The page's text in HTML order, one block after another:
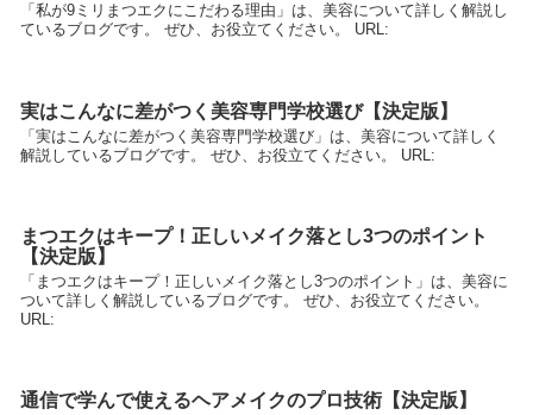
「私が9ミリまつエクにこだわる理由」は、美容について詳しく解説し
ているブログです。 ぜひ、お役立てください。 URL:
実はこんなに差がつく美容専門学校選び【決定版】
「実はこんなに差がつく美容専門学校選び」は、美容について詳しく
解説しているブログです。 ぜひ、お役立てください。 URL:
まつエクはキープ！正しいメイク落とし3つのポイント
【決定版】
「まつエクはキープ！正しいメイク落とし3つのポイント」は、美容に
ついて詳しく解説しているブログです。 ぜひ、お役立てください。
URL:
通信で学んで使えるヘアメイクのプロ技術【決定版】